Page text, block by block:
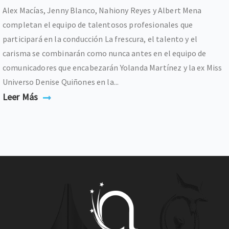
Alex Macías, Jenny Blanco, Nahiony Reyes y Albert Mena
completan el equipo de talentosos profesionales que
participará en la conducción La frescura, el talento y el
carisma se combinarán como nunca antes en el equipo de
comunicadores que encabezarán Yolanda Martínez y la ex Miss
Universo Denise Quiñones en la...
Leer Más